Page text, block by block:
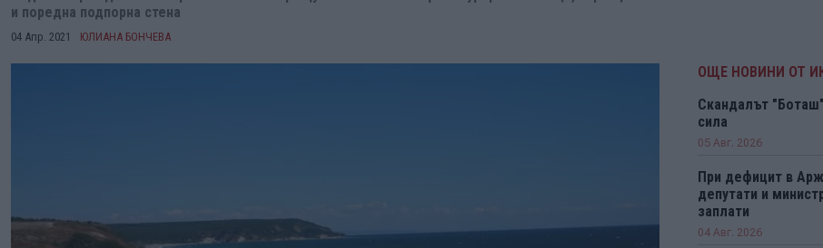
и поредна подпорна стена
04 Апр. 2021 ЮЛИАНА БОНЧЕВА
ОЩЕ НОВИНИ ОТ
Скандалът
сила
05 Авг. 2026
При дефицит в
депутати и
заплати
04 Авг. 2026